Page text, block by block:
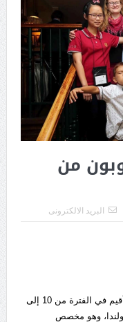
من
البريد الالكترونى
نبض القوقعة هو مهرجان للموسيقى الدولية أقيم في الفترة من 10 إلى
في بولندا، وهو مخصص